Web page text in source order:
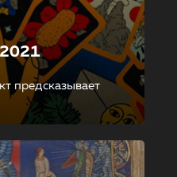
предсказывает